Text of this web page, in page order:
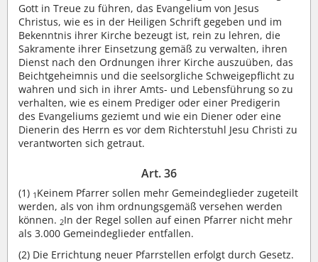
Gott in Treue zu führen, das Evangelium von Jesus
Christus, wie es in der Heiligen Schrift gegeben und im
Bekenntnis ihrer Kirche bezeugt ist, rein zu lehren, die
Sakramente ihrer Einsetzung gemäß zu verwalten, ihren
Dienst nach den Ordnungen ihrer Kirche auszuüben, das
Beichtgeheimnis und die seelsorgliche Schweigepflicht zu
wahren und sich in ihrer Amts- und Lebensführung so zu
verhalten, wie es einem Prediger oder einer Predigerin
des Evangeliums geziemt und wie ein Diener oder eine
Dienerin des Herrn es vor dem Richterstuhl Jesu Christi zu
verantworten sich getraut.
Art. 36
(1) 1 Keinem Pfarrer sollen mehr Gemeindeglieder zugeteilt
werden, als von ihm ordnungsgemäß versehen werden
können. 2In der Regel sollen auf einen Pfarrer nicht mehr
als 3.000 Gemeindeglieder entfallen.
(2) Die Errichtung neuer Pfarrstellen erfolgt durch Gesetz.